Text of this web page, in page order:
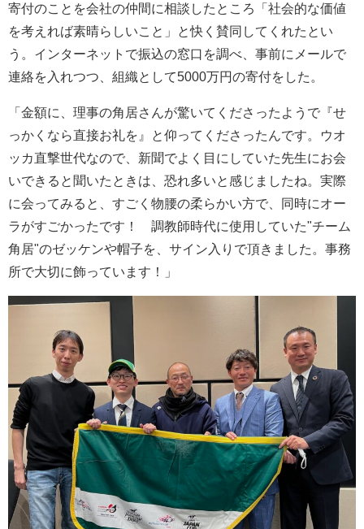
寄付のことを会社の仲間に相談したところ「社会的な価値
を考えれば素晴らしいこと」と快く賛同してくれたとい
う。インターネットで振込の窓口を調べ、事前にメールで
連絡を入れつつ、組織として5000万円の寄付をした。
「金額に、理事の角居さんが驚いてくださったようで『せ
っかくなら直接お礼を』と仰ってくださったんです。ウオ
ッカ直撃世代なので、新聞でよく目にしていた先生にお会
いできると聞いたときは、恐れ多いと感じましたね。実際
に会ってみると、すごく物腰の柔らかい方で、同時にオー
ラがすごかったです！ 調教師時代に使用していた"チーム
角居"のゼッケンや帽子を、サイン入りで頂きました。事務
所で大切に飾っています！」